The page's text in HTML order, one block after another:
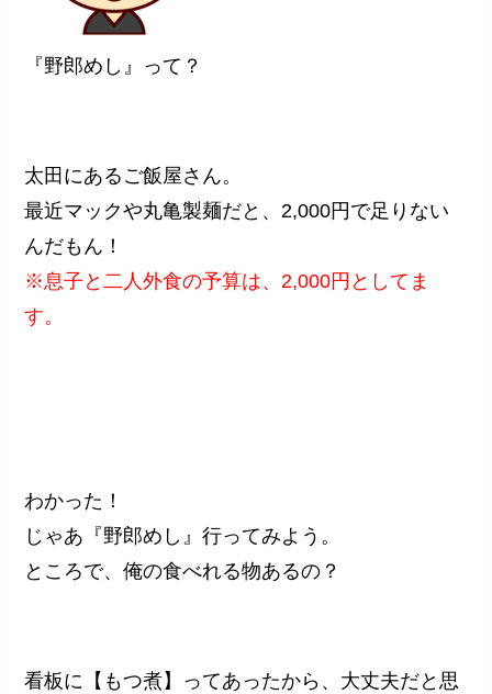
『野郎めし』って？
太田にあるご飯屋さん。
最近マックや丸亀製麺だと、2,000円で足りない
んだもん！
※息子と二人外食の予算は、2,000円としてま
す。
わかった！
じゃあ『野郎めし』行ってみよう。
ところで、俺の食べれる物あるの？
看板に【もつ煮】ってあったから、大丈夫だと思